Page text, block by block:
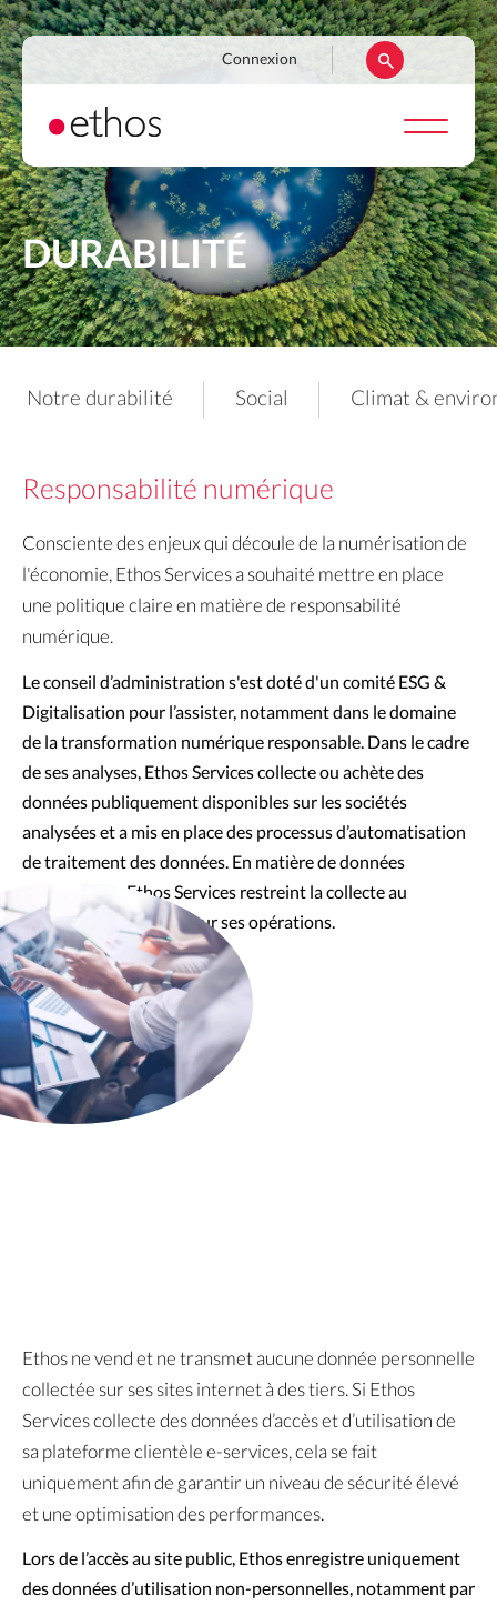
Aller
au
contenu
principal
Navigation
secondaire
Connexion
DURABILITÉ
Notre durabilité Social Climat &
Responsabilité numérique
Consciente des enjeux qui découle de la numérisation de
l'économie, Ethos Services a souhaité mettre en place
une politique claire en matière de responsabilité
numérique.
Le conseil d’administration s'est doté d'un comité ESG &
Digitalisation pour l’assister, notamment dans le domaine
de la transformation numérique responsable. Dans le cadre
de ses analyses, Ethos Services collecte ou achète des
données publiquement disponibles sur les sociétés
analysées et a mis en place des processus d’automatisation
de traitement des données. En matière de données
personnelles, Ethos Services restreint la collecte au
minimum nécessaire pour ses opérations.
Ethos ne vend et ne transmet aucune donnée personnelle
collectée sur ses sites internet à des tiers. Si Ethos
Services collecte des données d’accès et d’utilisation de
sa plateforme clientèle e-services, cela se fait
uniquement afin de garantir un niveau de sécurité élevé
et une optimisation des performances.
Lors de l’accès au site public, Ethos enregistre uniquement
des données d’utilisation non-personnelles, notamment par